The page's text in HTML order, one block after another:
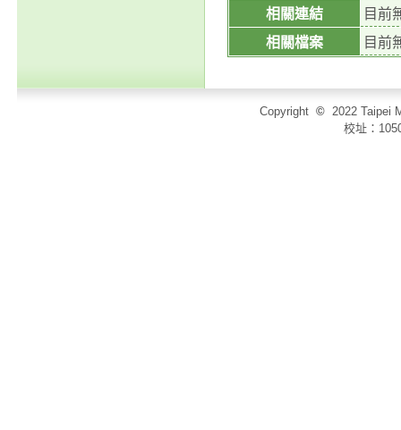
相關連結
目前
相關檔案
目前
Copyright © 2022 Taipei
校址：